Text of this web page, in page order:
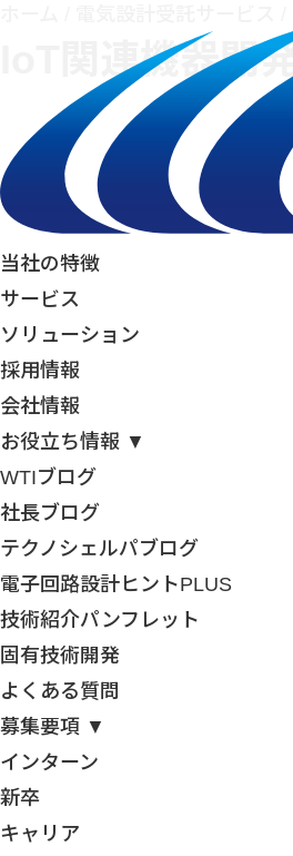
当社の特徴
サービス
ソリューション
採用情報
会社情報
お役立ち情報 ▼
WTIブログ
社長ブログ
テクノシェルパブログ
電子回路設計ヒントPLUS
技術紹介パンフレット
固有技術開発
よくある質問
募集要項 ▼
インターン
新卒
キャリア
IoT関連機器開